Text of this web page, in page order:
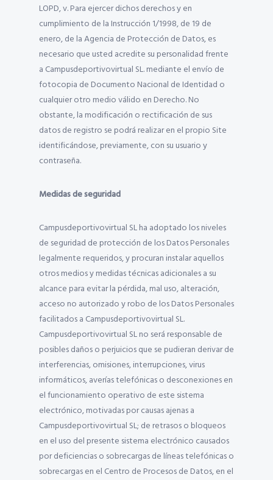
LOPD, v. Para ejercer dichos derechos y en
cumplimiento de la Instrucción 1/1998, de 19 de
enero, de la Agencia de Protección de Datos, es
necesario que usted acredite su personalidad frente
a Campusdeportivovirtual SL. mediante el envío de
fotocopia de Documento Nacional de Identidad o
cualquier otro medio válido en Derecho. No
obstante, la modificación o rectificación de sus
datos de registro se podrá realizar en el propio Site
identificándose, previamente, con su usuario y
contraseña.
Medidas de seguridad
Campusdeportivovirtual SL ha adoptado los niveles
de seguridad de protección de los Datos Personales
legalmente requeridos, y procuran instalar aquellos
otros medios y medidas técnicas adicionales a su
alcance para evitar la pérdida, mal uso, alteración,
acceso no autorizado y robo de los Datos Personales
facilitados a Campusdeportivovirtual SL.
Campusdeportivovirtual SL no será responsable de
posibles daños o perjuicios que se pudieran derivar de
interferencias, omisiones, interrupciones, virus
informáticos, averías telefónicas o desconexiones en
el funcionamiento operativo de este sistema
electrónico, motivadas por causas ajenas a
Campusdeportivovirtual SL; de retrasos o bloqueos
en el uso del presente sistema electrónico causados
por deficiencias o sobrecargas de líneas telefónicas o
sobrecargas en el Centro de Procesos de Datos, en el